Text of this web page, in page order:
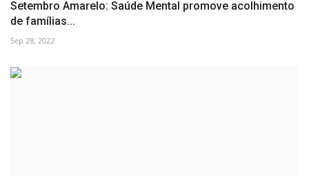
Setembro Amarelo: Saúde Mental promove acolhimento
de famílias...
Sep 28, 2022